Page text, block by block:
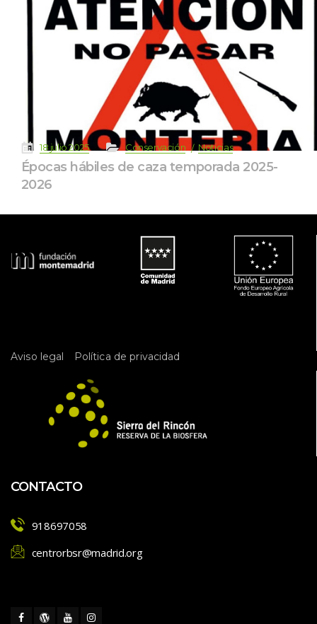
18 julio 2025 Conservación Noticia
Épocas hábiles de caza temporada 2025-
2026
Aviso legal Política de privacidad
CONTACTO
918697058
centrorbsr@madrid.org